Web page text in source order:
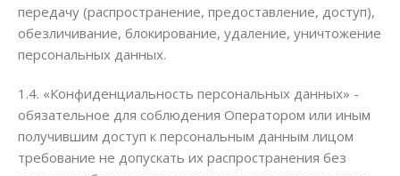
передачу (распространение, предоставление, доступ),
обезличивание, блокирование, удаление, уничтожение
персональных данных.
1.4. «Конфиденциальность персональных данных» -
обязательное для соблюдения Оператором или иным
получившим доступ к персональным данным лицом
требование не допускать их распространения без